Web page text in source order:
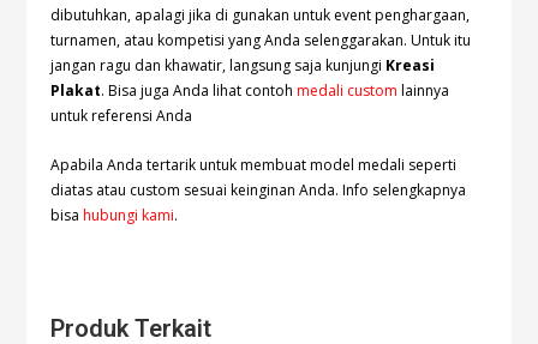
dibutuhkan, apalagi jika di gunakan untuk event penghargaan,
turnamen, atau kompetisi yang Anda selenggarakan. Untuk itu
jangan ragu dan khawatir, langsung saja kunjungi Kreasi
Plakat. Bisa juga Anda lihat contohmedali custom lainnya
untuk referensi Anda
Apabila Anda tertarik untuk membuat model medali seperti
diatas atau custom sesuai keinginan Anda. Info selengkapnya
bisahubungi kami.
Produk Terkait